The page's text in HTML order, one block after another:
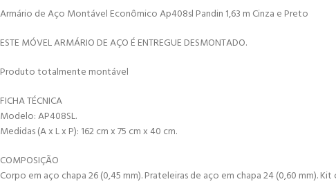
Armário de Aço Montável Econômico Ap408sl Pandin 1,63 m Cinza e Preto
ESTE MÓVEL ARMÁRIO DE AÇO É ENTREGUE DESMONTADO.
Produto totalmente montável
FICHA TÉCNICA
Modelo: AP408SL.
Medidas (A x L x P): 162 cm x 75 cm x 40 cm.
COMPOSIÇÃO
Corpo em aço chapa 26 (0,45 mm). Prateleiras de aço em chapa 24 (0,60 mm).